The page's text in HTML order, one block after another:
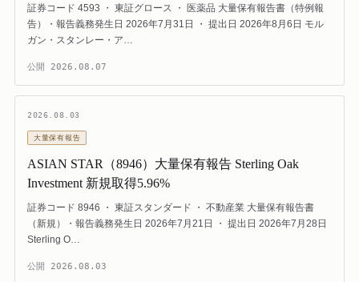
証券コード 4593 ・ 東証グロース ・ 医薬品 大量保有報告書（特例報
告）・報告義務発生日 2026年7月31日 ・ 提出日 2026年8月6日 モル
ガン・スタンレー・ア…
公開 2026.08.07
2026.08.03
大量保有報告
ASIAN STAR（8946）大量保有報告 Sterling Oak
Investment 新規取得5.96%
証券コード 8946 ・ 東証スタンダード ・ 不動産業 大量保有報告書
（新規）・報告義務発生日 2026年7月21日 ・ 提出日 2026年7月28日
Sterling O…
公開 2026.08.03